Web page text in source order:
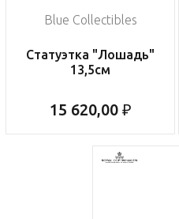
Blue Collectibles
Статуэтка "Лошадь"
13,5см
15 620,00 ₽